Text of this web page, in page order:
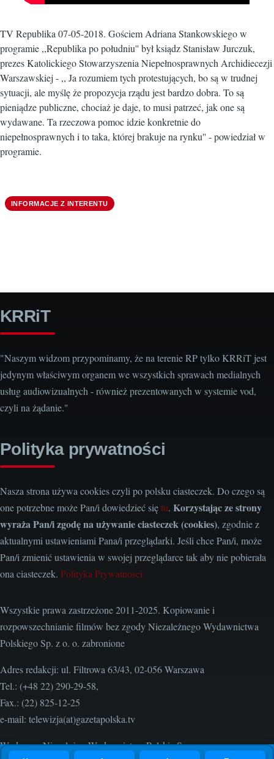
TV Republika 07-05-2018. Gościem Adriana Stankowskiego w
programie ,,Republika po południu'' był ksiądz Stanisław Jurczuk,
prezes Katolickiego Stowarzyszenia Niepełnosprawnych Archidiecezji
Warszawskiej - ,, Ja rozumiem tych protestujących, bo są w trudnej
sytuacji, ale myślę że propozycja rządu jest bardzo dobra. To są
pieniądze publiczne, chociaż je daje, to musi patrzeć, jak one są
wydawane. Ta rzeczowa pomoc idzie konkretnie do
niepełnosprawnych i to taka, której brakuje na rynku'' - powiedział w
programie.
INFORMACJE Z INTERENTU
KRRiT
"Naszym widzom przypominamy, że na terenie RP tylko KRRiT jest
jedynym właściwym organem we wszystkich sprawach medialnych
usług audiowizualnych - również prezentowanych w systemie vod,
czyli na żądanie."
Polityka prywatności
Nasza strona używa cookies czyli po polsku ciasteczek. Do czego są
one potrzebne może Pan/i dowiedzieć siętu. Korzystając ze strony
wyraża Pan/i zgodę na używanie ciasteczek (cookies), zgodnie z
aktualnymi ustawieniami Pana/i przeglądarki. Jeśli chce Pan/i, może
Pan/i zmienić ustawienia w swojej przeglądarce tak aby nie pobierała
ona ciasteczek. Polityka Prywatności
Wszystkie prawa zastrzeżone 2011-2025. Kopiowanie i
rozpowszechnianie filmów bez zgody Niezależnego Wydawnictwa
Polskiego Sp. z o. o. zabronione
Adres redakcji: ul. Filtrowa 63/43, 02-056 Warszawa
Tel.: (+48 22) 290-29-58,
Fax.: (22) 825-12-25
e-mail: telewizja(at)gazetapolska.tv
Wydawca: Niezależne Wydawnictwo Polskie Sp. z o. o.